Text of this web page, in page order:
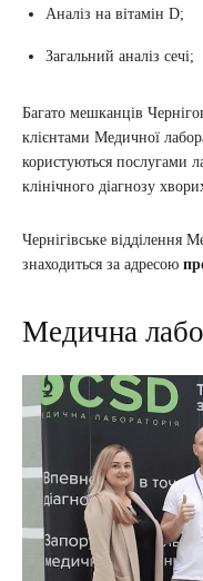
Аналіз на вітамін D;
Загальний аналіз сечі;
Багато мешканців
клієнтами Медичної
користуються послугами
клінічного діагнозу
Чернігівське відділення
знаходиться за адресою
Медична